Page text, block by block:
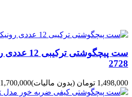
2728
1,498,000 تومان (بدون مالیات)1,700,000 تومان